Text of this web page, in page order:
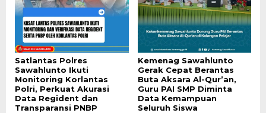
Satlantas Polres
Sawahlunto Ikuti
Monitoring Korlantas
Polri, Perkuat Akurasi
Data Regident dan
Transparansi PNBP
Kemenag Sawahlunto
Gerak Cepat Berantas
Buta Aksara Al-Qur’an,
Guru PAI SMP Diminta
Data Kemampuan
Seluruh Siswa